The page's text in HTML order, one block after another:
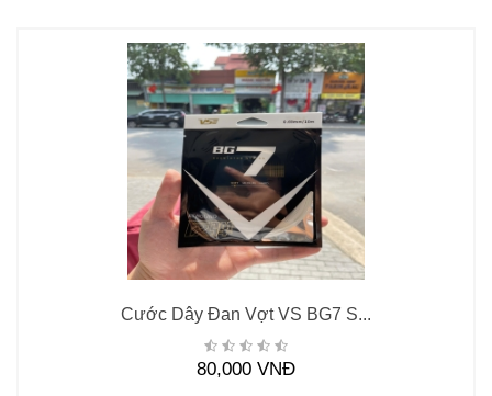
Cước Dây Đan Vợt VS BG7 S...
80,000 VNĐ